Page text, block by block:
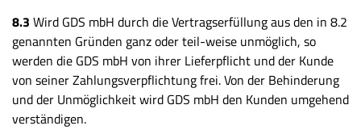
8.3 Wird GDS mbH durch die Vertragserfüllung aus den in 8.2
genannten Gründen ganz oder teil-weise unmöglich, so
werden die GDS mbH von ihrer Lieferpflicht und der Kunde
von seiner Zahlungsverpflichtung frei. Von der Behinderung
und der Unmöglichkeit wird GDS mbH den Kunden umgehend
verständigen.